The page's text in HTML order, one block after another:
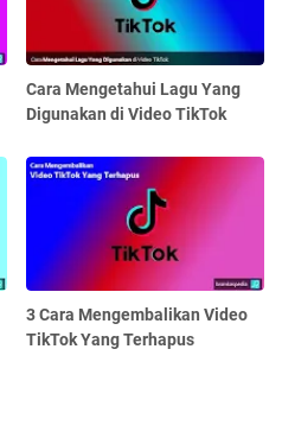
Cara Mengetahui Lagu Yang
Digunakan di Video TikTok
3 Cara Mengembalikan Video
TikTok Yang Terhapus